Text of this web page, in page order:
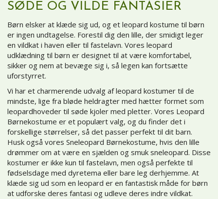
SØDE OG VILDE FANTASIER
Børn elsker at klæde sig ud, og et leopard kostume til børn
er ingen undtagelse. Forestil dig den lille, der smidigt leger
en vildkat i haven eller til fastelavn. Vores leopard
udklædning til børn er designet til at være komfortabel,
sikker og nem at bevæge sig i, så legen kan fortsætte
uforstyrret.
Vi har et charmerende udvalg af leopard kostumer til de
mindste, lige fra bløde heldragter med hætter formet som
leopardhoveder til søde kjoler med pletter. Vores Leopard
Børnekostume er et populært valg, og du finder det i
forskellige størrelser, så det passer perfekt til dit barn.
Husk også vores Sneleopard Børnekostume, hvis den lille
drømmer om at være en sjælden og smuk sneleopard. Disse
kostumer er ikke kun til fastelavn, men også perfekte til
fødselsdage med dyretema eller bare leg derhjemme. At
klæde sig ud som en leopard er en fantastisk måde for børn
at udforske deres fantasi og udleve deres indre vildkat.